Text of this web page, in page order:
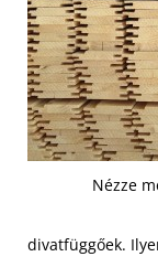
Nézze
divatfüggőek.